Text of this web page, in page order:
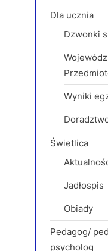
Dla ucznia
Dzwonki
Wyniki
Świetlica
Jadłospis
Obiady
Pedagog/
psycholog